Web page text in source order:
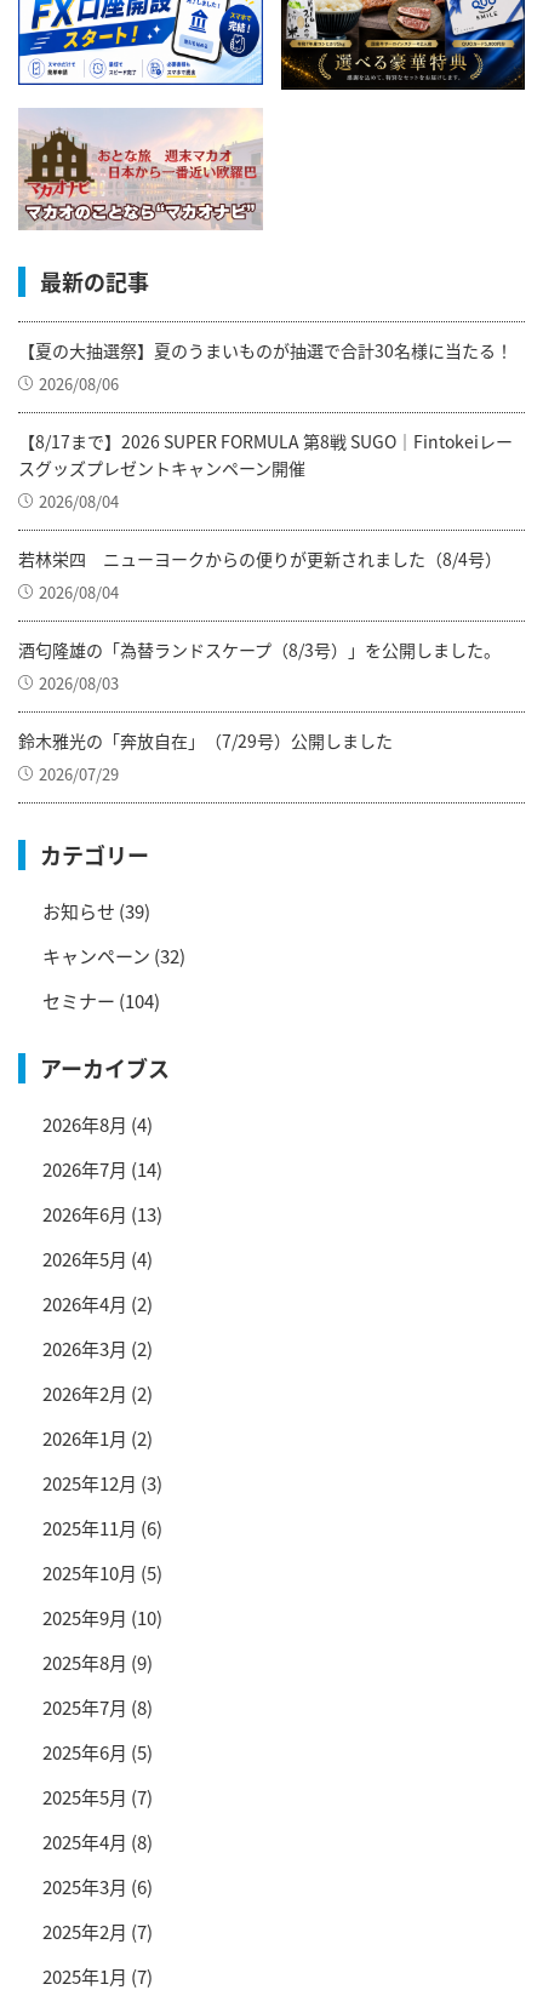
最新の記事
【夏の大抽選祭】夏のうまいものが抽選で合計30名様に当たる！
2026/08/06
【8/17まで】2026 SUPER FORMULA 第8戦 SUGO｜Fintokeiレー
スグッズプレゼントキャンペーン開催
2026/08/04
若林栄四 ニューヨークからの便りが更新されました（8/4号）
2026/08/04
酒匂隆雄の「為替ランドスケープ（8/3号）」を公開しました。
2026/08/03
鈴木雅光の「奔放自在」（7/29号）公開しました
2026/07/29
カテゴリー
お知らせ (39)
キャンペーン (32)
セミナー (104)
アーカイブス
2026年8月 (4)
2026年7月 (14)
2026年6月 (13)
2026年5月 (4)
2026年4月 (2)
2026年3月 (2)
2026年2月 (2)
2026年1月 (2)
2025年12月 (3)
2025年11月 (6)
2025年10月 (5)
2025年9月 (10)
2025年8月 (9)
2025年7月 (8)
2025年6月 (5)
2025年5月 (7)
2025年4月 (8)
2025年3月 (6)
2025年2月 (7)
2025年1月 (7)